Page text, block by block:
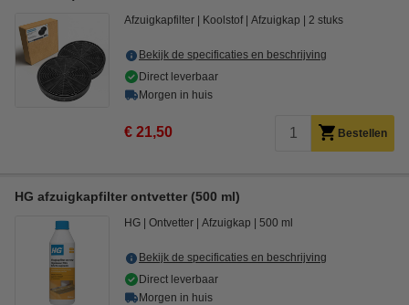
Afzuigkapfilter Koolstof Afzuigkap 2 stuks
Bekijk de specificaties en beschrijving
Direct leverbaar
Morgen in huis
€ 21,50 Bestellen
HG afzuigkapfilter ontvetter (500 ml)
HG Ontvetter Afzuigkap 500 ml
Bekijk de specificaties en beschrijving
Direct leverbaar
Morgen in huis